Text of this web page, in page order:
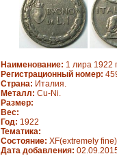
Наименование: 1 лира 1922
Регистрационный номер:
Страна: Италия.
Металл: Cu-Ni.
Размер:
Вес:
Год: 1922
Тематика:
Состояние: XF(extremely fine)
Дата добавления: